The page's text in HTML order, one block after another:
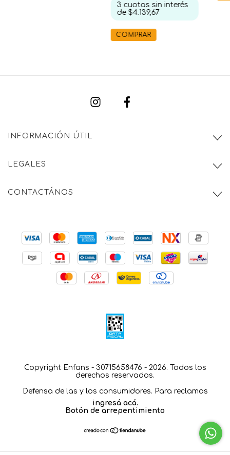
3 cuotas sin interés
de $4.139,67
COMPRAR
INFORMACIÓN ÚTIL
LEGALES
CONTACTÁNOS
Copyright Enfans - 30715658476 - 2026. Todos los
derechos reservados.
Defensa de las y los consumidores. Para reclamos
ingresá acá.
Botón de arrepentimiento